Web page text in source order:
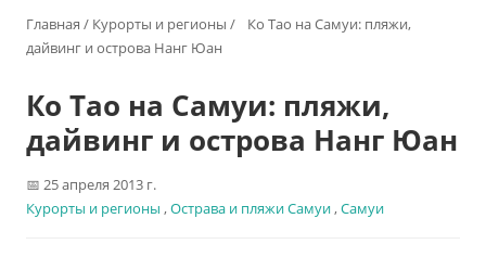
Главная / Курорты и регионы /
Ко Тао на Самуи: пляжи,
дайвинг и острова Нанг Юан
Ко Тао на Самуи: пляжи,
дайвинг и острова Нанг Юан
25 апреля 2013 г.
Курорты и регионы ,Острава и пляжи Самуи,Самуи